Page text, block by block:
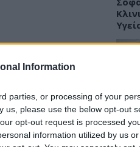
Information
parties, or processing of your
us, please use the below opt-out
opt-out request is processed
information utilized by us
οποίοι
εξαθλίωση.
των
να
Πώς